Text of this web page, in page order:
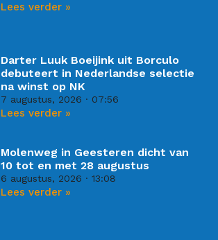
Lees verder »
Darter Luuk Boeijink uit Borculo
debuteert in Nederlandse selectie
na winst op NK
7 augustus, 2026 07:56
Lees verder »
Molenweg in Geesteren dicht van
10 tot en met 28 augustus
6 augustus, 2026 13:08
Lees verder »